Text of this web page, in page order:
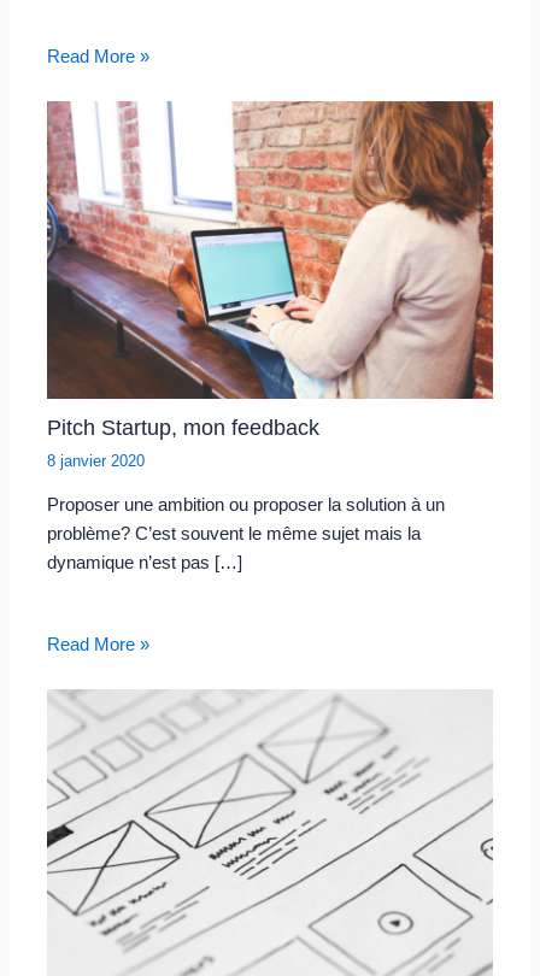
Read More »
Pitch Startup, mon feedback
8 janvier 2020
Proposer une ambition ou proposer la solution à un
problème? C’est souvent le même sujet mais la
dynamique n’est pas […]
Read More »